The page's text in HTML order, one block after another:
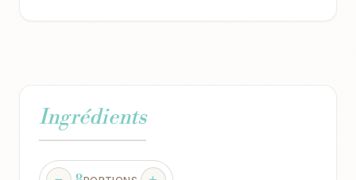
Ingrédients